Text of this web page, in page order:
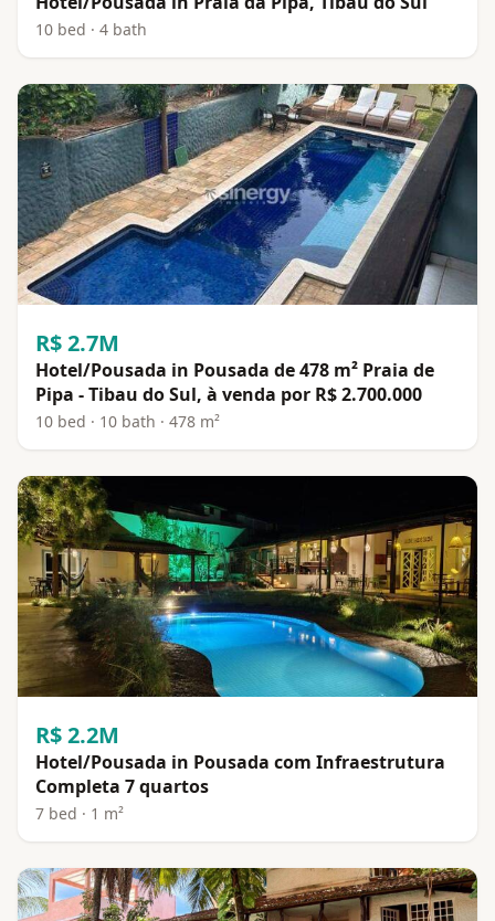
10 bed · 4 bath
R$ 2.7M
Hotel/Pousada in Pousada de 478 m² Praia de
Pipa - Tibau do Sul, à venda por R$ 2.700.000
10 bed · 10 bath · 478 m²
R$ 2.2M
Hotel/Pousada in Pousada com Infraestrutura
Completa 7 quartos
7 bed · 1 m²